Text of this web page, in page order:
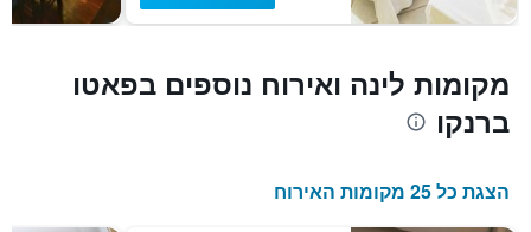
מקומות לינה ואירוח נוספים בפאטו
ברנקו
הצגת כל 25 מקומות האירוח